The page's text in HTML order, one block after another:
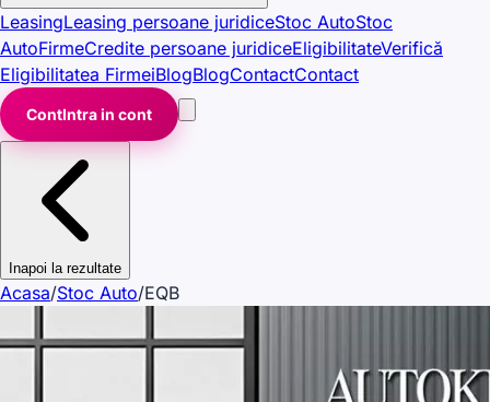
LeasingLeasing persoane juridiceStoc AutoStoc
AutoFirmeCredite persoane juridiceEligibilitateVerifică
Eligibilitatea FirmeiBlogBlogContactContact
ContIntra in cont
Inapoi la rezultate
Acasa/Stoc Auto/EQB